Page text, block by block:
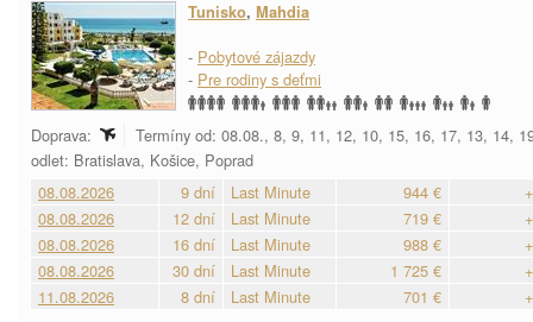
Tunisko, Mahdia
- Pobytové zájazdy
- Pre rodiny s deťmi
Doprava:
Termíny od: 08.08., 8, 9, 11, 12, 10, 15, 16, 17, 13, 14,
odlet: Bratislava, Košice, Poprad
08.08.2026
9 dní Last Minute 944 €
08.08.2026
12 dní Last Minute 719 €
08.08.2026
16 dní Last Minute 988 €
08.08.2026
30 dní Last Minute 1 725 €
11.08.2026
8 dní Last Minute 701 €